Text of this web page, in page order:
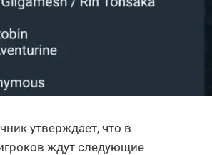
утверждает, что в
ждут следующие